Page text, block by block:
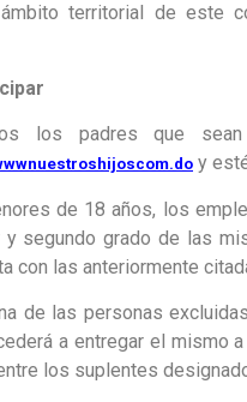
territorial de este
los padres que
y
de 18 años, los
segundo grado de las
con las anteriormente
de las personas
a entregar el mismo
los suplentes